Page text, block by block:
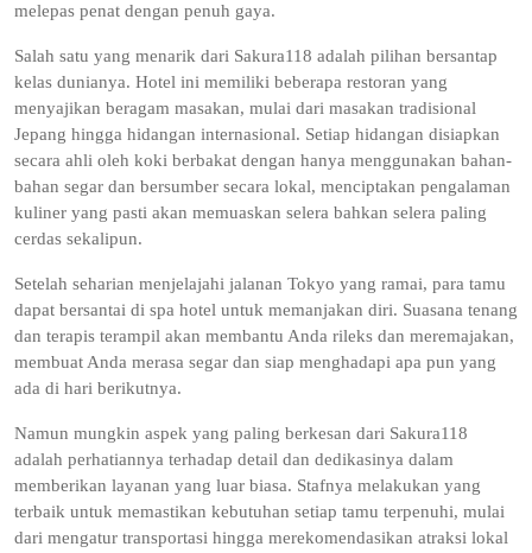
melepas penat dengan penuh gaya.
Salah satu yang menarik dari Sakura118 adalah pilihan bersantap
kelas dunianya. Hotel ini memiliki beberapa restoran yang
menyajikan beragam masakan, mulai dari masakan tradisional
Jepang hingga hidangan internasional. Setiap hidangan disiapkan
secara ahli oleh koki berbakat dengan hanya menggunakan bahan-
bahan segar dan bersumber secara lokal, menciptakan pengalaman
kuliner yang pasti akan memuaskan selera bahkan selera paling
cerdas sekalipun.
Setelah seharian menjelajahi jalanan Tokyo yang ramai, para tamu
dapat bersantai di spa hotel untuk memanjakan diri. Suasana tenang
dan terapis terampil akan membantu Anda rileks dan meremajakan,
membuat Anda merasa segar dan siap menghadapi apa pun yang
ada di hari berikutnya.
Namun mungkin aspek yang paling berkesan dari Sakura118
adalah perhatiannya terhadap detail dan dedikasinya dalam
memberikan layanan yang luar biasa. Stafnya melakukan yang
terbaik untuk memastikan kebutuhan setiap tamu terpenuhi, mulai
dari mengatur transportasi hingga merekomendasikan atraksi lokal